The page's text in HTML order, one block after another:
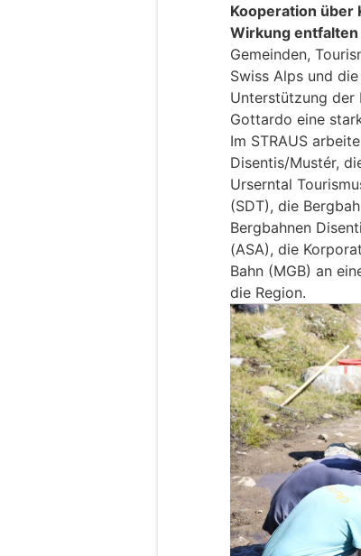
Kooperation über
Wirkung entfalten
Gemeinden,
Swiss Alps und
Unterstützung der
Gottardo eine
Im STRAUS
Disentis/Mustér,
Urserntal
(SDT), die
Bergbahnen
(ASA), die
Bahn (MGB) an
die Region.